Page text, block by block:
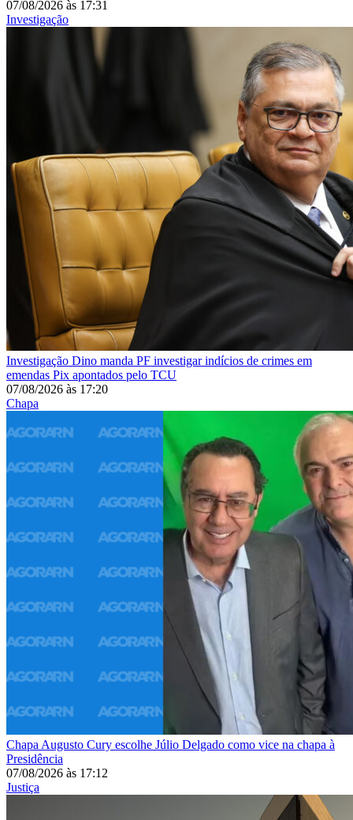
07/08/2026 às 17:31
Investigação
Investigação Dino manda PF investigar indícios de crimes em
emendas Pix apontados pelo TCU
07/08/2026 às 17:20
Chapa
Chapa Augusto Cury escolhe Júlio Delgado como vice na chapa à
Presidência
07/08/2026 às 17:12
Justiça